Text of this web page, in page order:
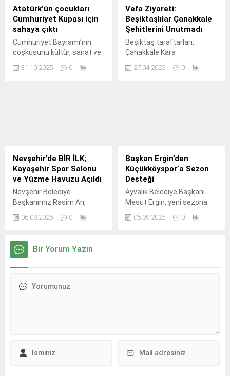
Kadıköy ruhunu yakalayarak,
şampiyonluk için yola
çıktıklarını belirtti.
Atatürk’ün çocukları
Cumhuriyet Kupası için
sahaya çıktı
Cumhuriyet Bayramı’nın
coşkusunu kültür, sanat ve
Karşıyaka Belediyesi,
31.10.2025 0
Vefa Ziyareti:
Beşiktaşlılar Çanakkale
Şehitlerini Unutmadı
Beşiktaş taraftarları,
Çanakkale Kara
dönümünde anlamlı bir
gelerek şehitleri andı.
Aileleriyle birlikte Tarihi
Alan’daki şehitlikleri ve
anıtları ziyaret eden
Beşiktaşlılar, programlarının
son durağı olan Şehitler
Abidesi’nde buluştu.
27.04.2025 0
Nevşehir’de BİR İLK;
Kayaşehir Spor Salonu
ve Yüzme Havuzu Açıldı
Nevşehir Belediye
Başkanımız Rasim Arı,
Nevşehir’de marka değer
vatandaşlarımızın
hizmetine sundu.
06.08.2025 0
Başkan Ergin’den
Küçükköyspor’a Sezon
Desteği
Ayvalık Belediye Başkanı
Mesut Ergin, yeni sezona
antrenmanını ziyaret
05.09.2025 0
Bir Yorum Yazın